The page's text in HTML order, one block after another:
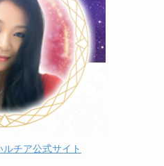
ルチア公式サイト